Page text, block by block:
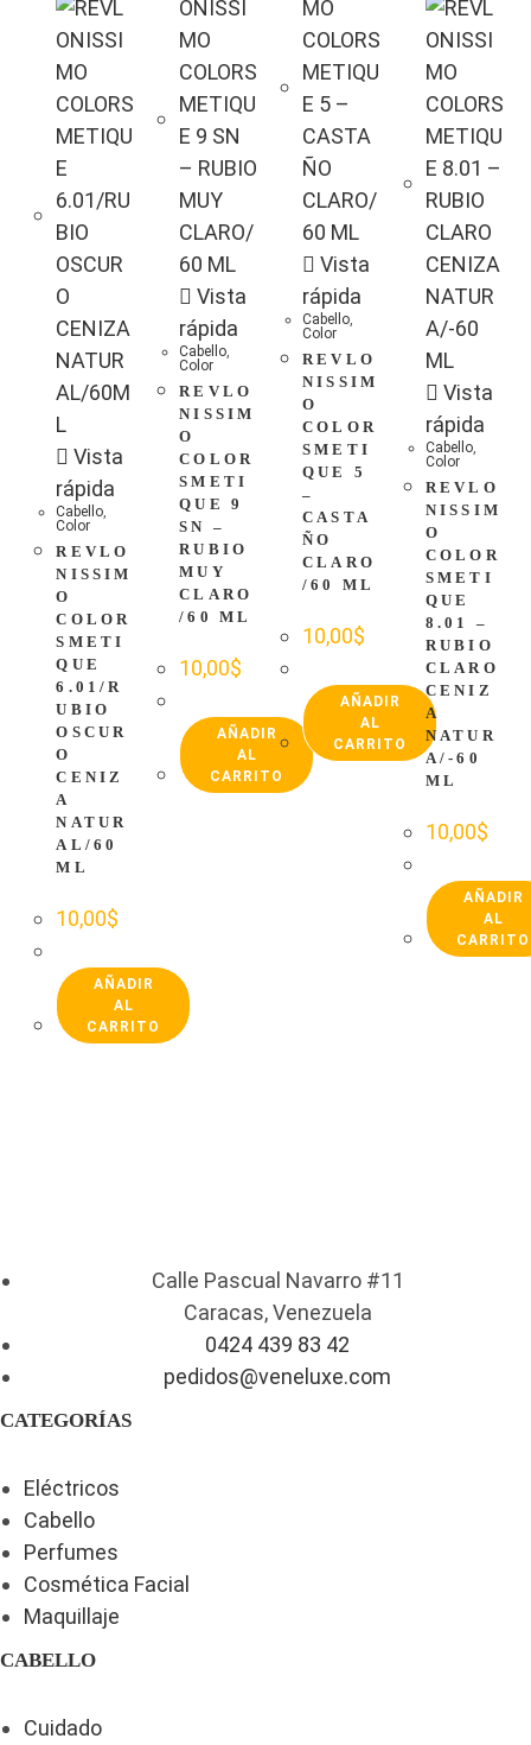
Vista
rápida
Cabello,
Color
REVLO
NISSIM
O
COLOR
SMETI
QUE
6.01/R
UBIO
OSCUR
O
CENIZ
A
NATUR
AL/60
ML
10,00$
AÑADIR
AL
CARRITO
Vista
rápida
Cabello,
Color
REVLO
NISSIM
O
COLOR
SMETI
QUE 9
SN –
RUBIO
MUY
CLARO
/60 ML
10,00$
AÑADIR
AL
CARRITO
Vista
rápida
Cabello,
Color
REVLO
NISSIM
O
COLOR
SMETI
QUE 5
–
CASTA
ÑO
CLARO
/60 ML
10,00$
AÑADIR
AL
CARRITO
Vista
rápida
Cabello,
Color
REVLO
NISSIM
O
COLOR
SMETI
QUE
8.01 –
RUBIO
CLARO
CENIZ
A
NATUR
A/-60
ML
10,00$
AÑADIR
AL
CARRITO
Calle Pascual Navarro #11
Caracas, Venezuela
0424 439 83 42
pedidos@veneluxe.com
CATEGORÍAS
Eléctricos
Cabello
Perfumes
Cosmética Facial
Maquillaje
CABELLO
Cuidado